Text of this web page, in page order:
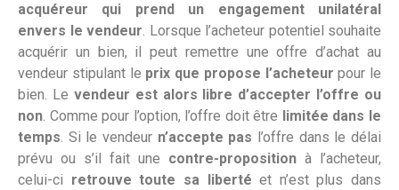
acquéreur qui prend un engagement unilatéral
envers le vendeur. Lorsque l’acheteur potentiel souhaite
acquérir un bien, il peut remettre une offre d’achat au
vendeur stipulant le prix que propose l’acheteur pour le
bien. Le vendeur est alors libre d’accepter l’offre ou
non. Comme pour l’option, l’offre doit être limitée dans le
temps. Si le vendeur n’accepte pas l’offre dans le délai
prévu ou s’il fait une contre-proposition à l’acheteur,
celui-ci retrouve toute sa liberté et n’est plus dans